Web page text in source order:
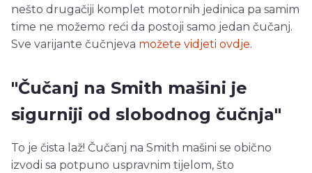
nešto drugačiji komplet motornih jedinica pa samim
time ne možemo reći da postoji samo jedan čučanj.
Sve varijante čučnjeva možete vidjeti ovdje.
"Čučanj na Smith mašini je
sigurniji od slobodnog čučnja"
To je čista laž! Čučanj na Smith mašini se obično
izvodi sa potpuno uspravnim tijelom, što